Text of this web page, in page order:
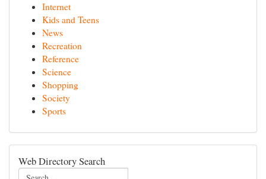
Internet
Kids and Teens
News
Recreation
Reference
Science
Shopping
Society
Sports
Web Directory Search